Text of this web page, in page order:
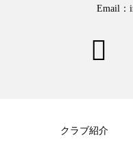
Email：
クラブ紹介